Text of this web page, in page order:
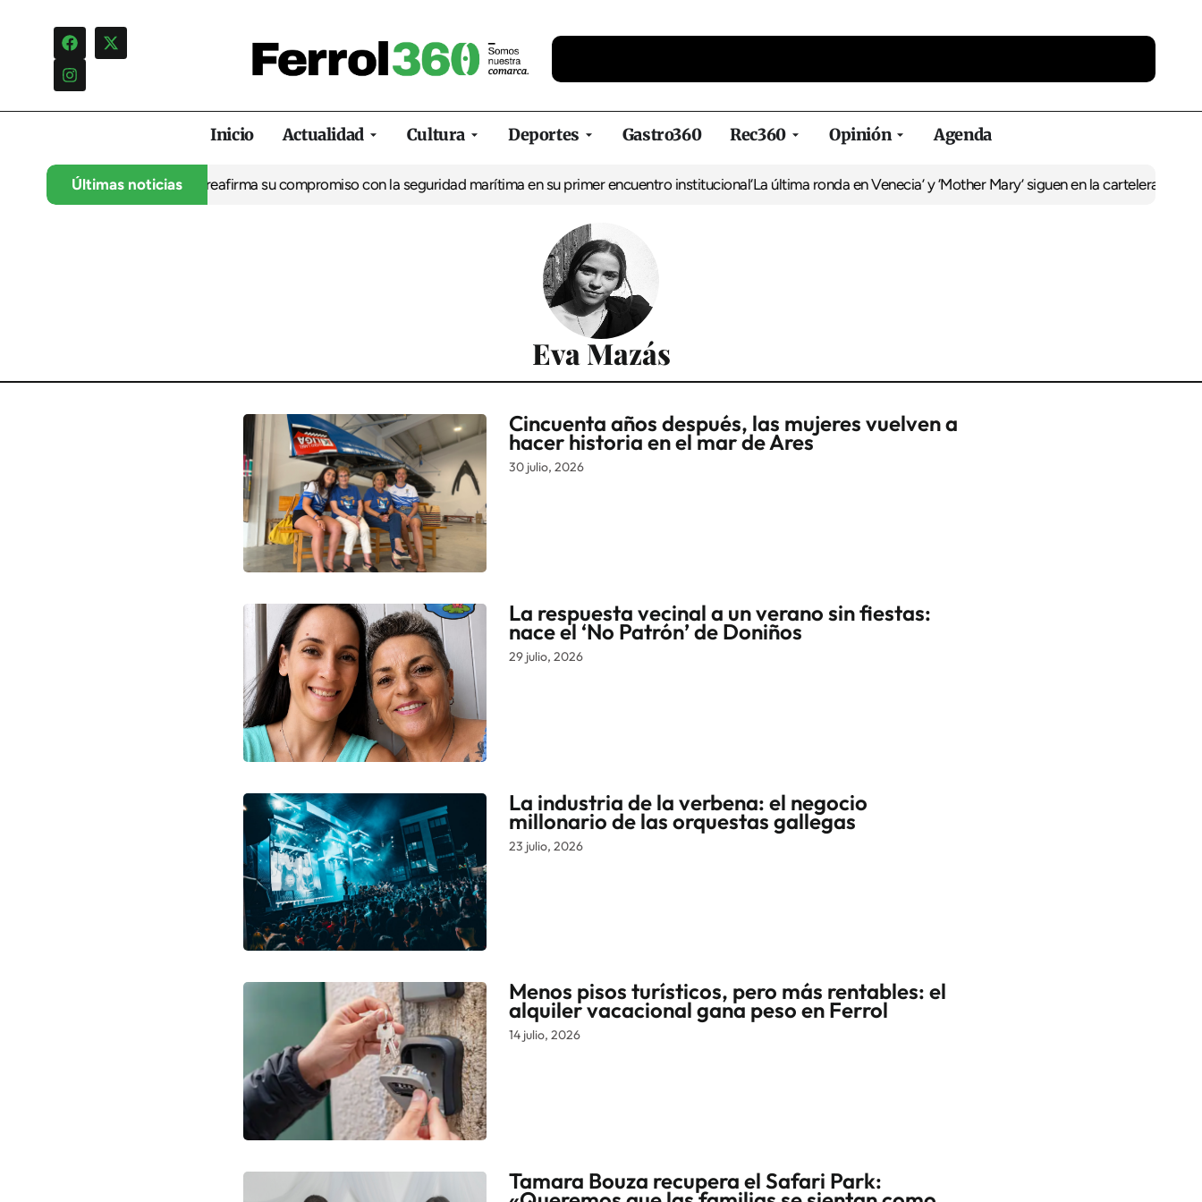
Inicio Actualidad Cultura Deportes Gastro360 Rec360 Opinión Agenda
Últimas noticias
capitán marítimo de Ferrol reafirma su compromiso con la seguridad marítima en su primer encuentro institucional‘La última ronda en Venecia’ y ‘Mother Mary’ siguen en la cartelera del
Eva Mazás
Cincuenta años después, las mujeres vuelven a
hacer historia en el mar de Ares
30 julio, 2026
La respuesta vecinal a un verano sin fiestas:
nace el ‘No Patrón’ de Doniños
29 julio, 2026
La industria de la verbena: el negocio
millonario de las orquestas gallegas
23 julio, 2026
Menos pisos turísticos, pero más rentables: el
alquiler vacacional gana peso en Ferrol
14 julio, 2026
Tamara Bouza recupera el Safari Park: